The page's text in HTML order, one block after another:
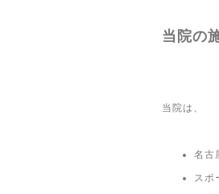
当院の
当院は、
名古
スポ